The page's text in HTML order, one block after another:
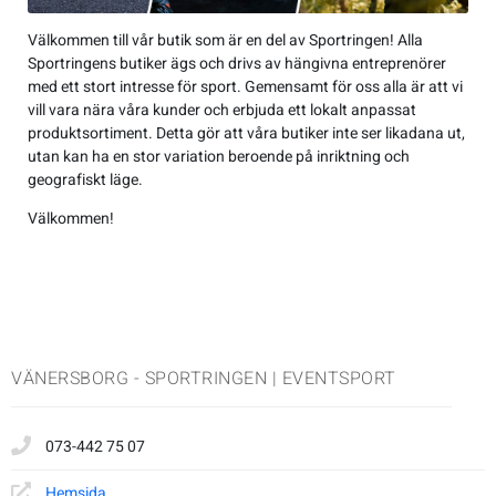
Jackor
Overaller
Regnkläder
T-shirts & linnen
Kängor
Sneakers
Övrigt
Lek & spel
Sporttillbehör
Väskor
Accessoarer
Byxor
Jackor
Regnkläder
Sneakers
Träningsskor
Walkingskor
Cykelskor
Friluftstillbehör
Glasögon
Handskar
Hjälmar
Accessoarer
Byxor
Jackor
Regnkläder
Träningsskor
Walkingskor
Cykelskor
Gummistövlar
Friluftstillbehör
Glasögon
Handskar
Hjälmar
Simning
Squash
Alpint
Badminton
Välkommen till vår butik som är en del av Sportringen! Alla
Sportringens butiker ägs och drivs av hängivna entreprenörer
med ett stort intresse för sport. Gemensamt för oss alla är att vi
vill vara nära våra kunder och erbjuda ett lokalt anpassat
produktsortiment. Detta gör att våra butiker inte ser likadana ut,
utan kan ha en stor variation beroende på inriktning och
geografiskt läge.
Välkommen!
VÄNERSBORG - SPORTRINGEN | EVENTSPORT
073-442 75 07